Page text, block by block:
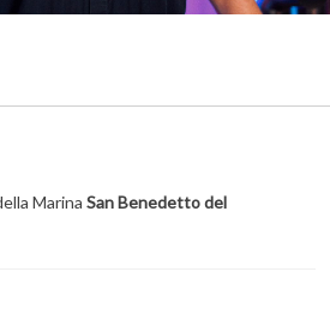
Marina San Benedetto del